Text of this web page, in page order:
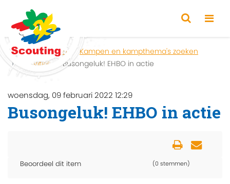
Home Zoeken
Kampen en kampthema's zoeken
Activiteit
Busongeluk! EHBO in actie
woensdag, 09 februari 2022 12:29
Busongeluk! EHBO in actie
Beoordeel dit item (0 stemmen)